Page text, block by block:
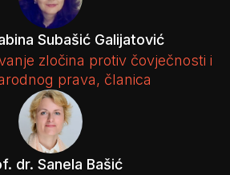
Subašić Galijatović
zločina protiv čovječnosti i
prava, članica
dr. Sanela Bašić